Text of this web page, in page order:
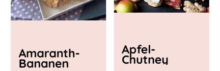
Amaranth-
Bananen
Apfel-
Chutney